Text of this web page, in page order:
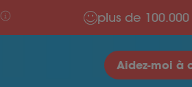
plus de
Aidez-moi à